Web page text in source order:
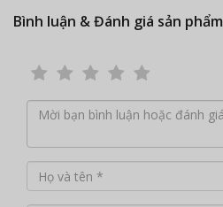
Bình luận & Đánh giá sản phẩm